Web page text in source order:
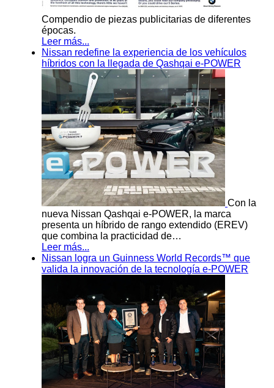
Compendio de piezas publicitarias de diferentes
épocas.
Leer más...
Nissan redefine la experiencia de los vehículos
híbridos con la llegada de Qashqai e-POWER
Con la
nueva Nissan Qashqai e-POWER, la marca
presenta un híbrido de rango extendido (EREV)
que combina la practicidad de…
Leer más...
Nissan logra un Guinness World Records™ que
valida la innovación de la tecnología e-POWER